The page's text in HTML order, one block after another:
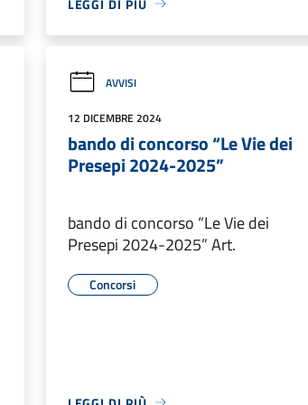
LEGGI DI PIÙ
AVVISI
12 DICEMBRE 2024
bando di concorso “Le Vie dei
Presepi 2024-2025”
bando di concorso “Le Vie dei
Presepi 2024-2025” Art.
Concorsi